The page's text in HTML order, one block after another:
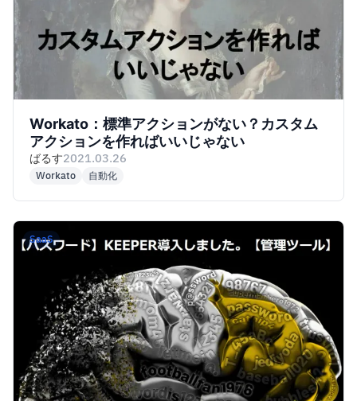
Workato：標準アクションがない？カスタム
アクションを作ればいいじゃない
ばるす2021.03.26
Workato 自動化
SaaS